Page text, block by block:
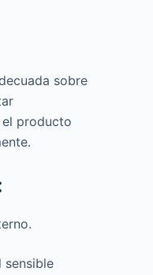
sobre
el producto
sensible